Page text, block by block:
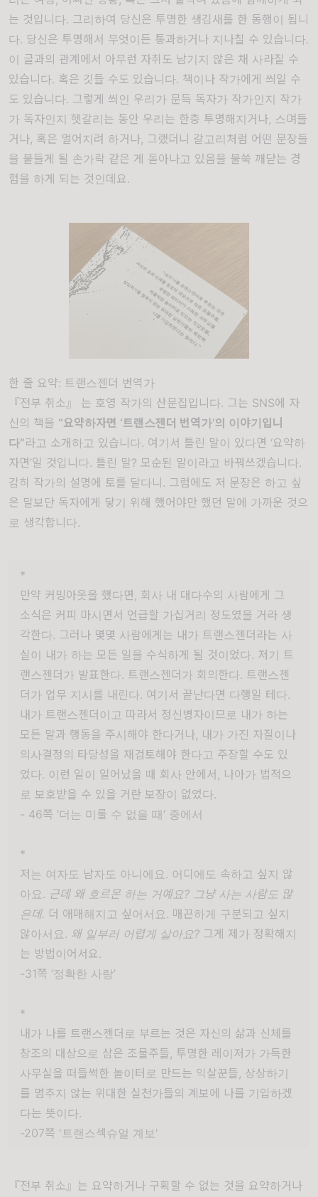
는 것입니다. 그리하여 당신은 투명한 생김새를 한 동행이 됩니
다. 당신은 투명해서 무엇이든 통과하거나 지나칠 수 있습니다.
이 글과의 관계에서 아무런 자취도 남기지 않은 채 사라질 수
있습니다. 혹은 깃들 수도 있습니다. 책이나 작가에게 씌일 수
도 있습니다. 그렇게 씌인 우리가 문득 독자가 작가인지 작가
가 독자인지 헷갈리는 동안 우리는 한층 투명해지거나, 스며들
거나, 혹은 멀어지려 하거나, 그랬더니 갈고리처럼 어떤 문장들
을 붙들게 될 손가락 같은 게 돋아나고 있음을 불쑥 깨닫는 경
험을 하게 되는 것인데요.
한 줄 요약: 트랜스젠더 번역가
『전부 취소』 는 호영 작가의 산문집입니다. 그는 SNS에 자
신의 책을 “요약하자면 ‘트랜스젠더 번역가’의 이야기입니
다”라고 소개하고 있습니다. 여기서 틀린 말이 있다면 ‘요약하
자면’일 것입니다. 틀린 말? 모순된 말이라고 바꿔쓰겠습니다.
감히 작가의 설명에 토를 달다니. 그럼에도 저 문장은 하고 싶
은 말보단 독자에게 닿기 위해 했어야만 했던 말에 가까운 것으
로 생각합니다.
*
만약 커밍아웃을 했다면, 회사 내 대다수의 사람에게 그
소식은 커피 마시면서 언급할 가십거리 정도였을 거라 생
각한다. 그러나 몇몇 사람에게는 내가 트랜스젠더라는 사
실이 내가 하는 모든 일을 수식하게 될 것이었다. 저기 트
랜스젠더가 발표한다. 트랜스젠더가 회의한다. 트랜스젠
더가 업무 지시를 내린다. 여기서 끝난다면 다행일 테다.
내가 트랜스젠더이고 따라서 정신병자이므로 내가 하는
모든 말과 행동을 주시해야 한다거나, 내가 가진 자질이나
의사결정의 타당성을 재검토해야 한다고 주장할 수도 있
었다. 이런 일이 일어났을 때 회사 안에서, 나아가 법적으
로 보호받을 수 있을 거란 보장이 없었다.
- 46쪽 ‘더는 미룰 수 없을 때’ 중에서
*
저는 여자도 남자도 아니에요. 어디에도 속하고 싶지 않
아요. 근데 왜 호르몬 하는 거예요? 그냥 사는 사람도 많
은데. 더 애매해지고 싶어서요. 매끈하게 구분되고 싶지
않아서요. 왜 일부러 어렵게 살아요? 그게 제가 정확해지
는 방법이어서요.
-31쪽 ‘정확한 사랑’
*
내가 나를 트랜스젠더로 부르는 것은 자신의 삶과 신체를
창조의 대상으로 삼은 조물주들, 투명한 레이저가 가득한
사무실을 떠들썩한 놀이터로 만드는 익살꾼들, 상상하기
를 멈추지 않는 위대한 실천가들의 계보에 나를 기입하겠
다는 뜻이다.
-207쪽 '트랜스섹슈얼 계보'
『전부 취소』는 요약하거나 구획할 수 없는 것을 요약하거나